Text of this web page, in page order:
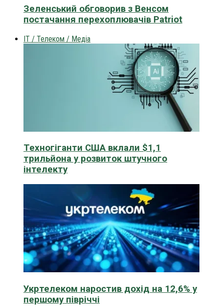
Зеленський обговорив з Венсом
постачання перехоплювачів Patriot
IT / Телеком / Медіа
Техногіганти США вклали $1,1
трильйона у розвиток штучного
інтелекту
Укртелеком наростив дохід на 12,6% у
першому півріччі